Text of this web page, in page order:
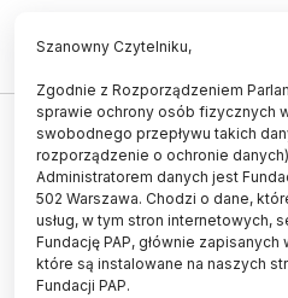
TECHNOLOGIA
Jak starzeją się
to sprawdzić w
laboratorium
19.06.2017
aktualizacja: 19.06.2017
Szanowny Czytelniku,
Zgodnie z Rozporządzeniem
sprawie ochrony osób fizycznych
swobodnego przepływu takich
rozporządzenie o ochronie
Administratorem danych jest
502 Warszawa. Chodzi o dane,
usług, w tym stron internetowych,
Fundację PAP, głównie
które są instalowane na naszych
Fundacji PAP.